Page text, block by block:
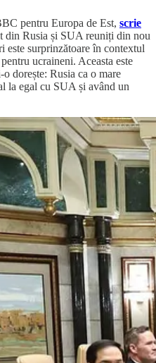
pentru Europa de Est, scrie
din Rusia și SUA reuniți din nou
este surprinzătoare în contextul
ucraineni. Aceasta este
dorește: Rusia ca o mare
la egal cu SUA și având un